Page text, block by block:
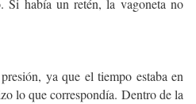
Si había un retén, la vagoneta no
ya que el tiempo estaba en
lo que correspondía. Dentro de la